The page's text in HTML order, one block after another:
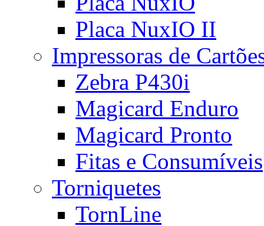
Placa NuxIO II
Impressoras de
Zebra P430i
Magicard Enduro
Magicard Pronto
Fitas e Consumíveis
Torniquetes
TornLine